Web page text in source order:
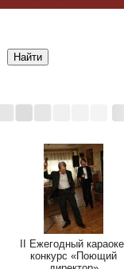
II Ежегодный
конкурс «Поющий